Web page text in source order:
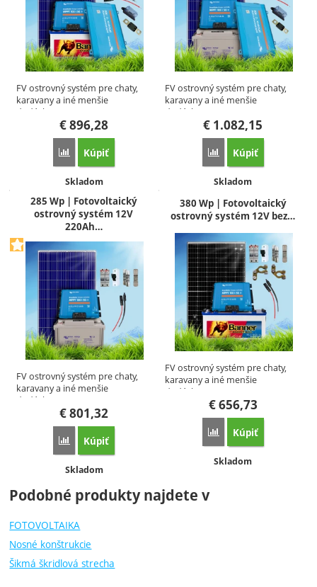
FV ostrovný systém pre chaty,
karavany a iné menšie
dodávky…
€896,28
Porovnať
Kúpiť
Dostupnosť:
Skladom
FV ostrovný systém pre chaty,
karavany a iné menšie
dodávky…
€ 1.082,15
Porovnať
Kúpiť
Dostupnosť:
Skladom
285 Wp | Fotovoltaický
ostrovný systém 12V
220Ah…
FV ostrovný systém pre chaty,
karavany a iné menšie
dodávky…
€801,32
Porovnať
Kúpiť
Dostupnosť:
Skladom
380 Wp | Fotovoltaický
ostrovný systém 12V bez…
FV ostrovný systém pre chaty,
karavany a iné menšie
dodávky…
€656,73
Porovnať
Kúpiť
Dostupnosť:
Skladom
Podobné produkty najdete v
FOTOVOLTAIKA
Nosné konštrukcie
Šikmá škridlová strecha